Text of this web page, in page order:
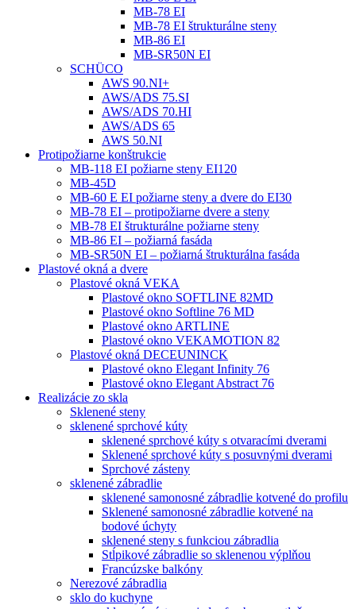
MB-78 EI
MB-78 EI štrukturálne steny
MB-86 EI
MB-SR50N EI
SCHÜCO
AWS 90.NI+
AWS/ADS 75.SI
AWS/ADS 70.HI
AWS/ADS 65
AWS 50.NI
Protipožiarne konštrukcie
MB-118 EI požiarne steny EI120
MB-45D
MB-60 E EI požiarne steny a dvere do EI30
MB-78 EI – protipožiarne dvere a steny
MB-78 EI štrukturálne požiarne steny
MB-86 EI – požiarná fasáda
MB-SR50N EI – požiarná štrukturálna fasáda
Plastové okná a dvere
Plastové okná VEKA
Plastové okno SOFTLINE 82MD
Plastové okno Softline 76 MD
Plastové okno ARTLINE
Plastové okno VEKAMOTION 82
Plastové okná DECEUNINCK
Plastové okno Elegant Infinity 76
Plastové okno Elegant Abstract 76
Realizácie zo skla
Sklenené steny
sklenené sprchové kúty
sklenené sprchové kúty s otvaracími dverami
Sklenené sprchové kúty s posuvnými dverami
Sprchové zásteny
sklenené zábradlie
sklenené samonosné zábradlie kotvené do profilu
Sklenené samonosné zábradlie kotvené na
bodové úchyty
sklenené steny s funkciou zábradlia
Stĺpikové zábradlie so sklenenou výplňou
Francúzske balkóny
Nerezové zábradlia
sklo do kuchyne